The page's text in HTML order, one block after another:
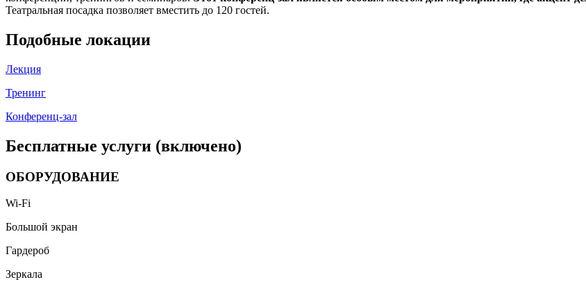
Театральная посадка позволяет вместить до 120 гостей.
Подобные локации
Лекция
Тренинг
Конференц-зал
Бесплатные услуги (включено)
ОБОРУДОВАНИЕ
Wi-Fi
Большой экран
Гардероб
Зеркала